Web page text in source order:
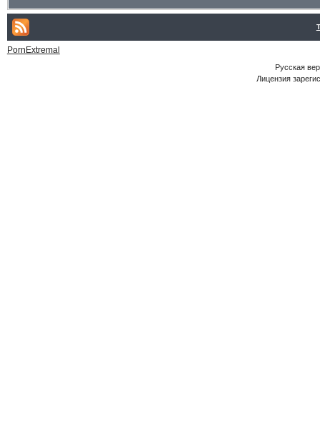
PornExtremal
Русская
Лицензия